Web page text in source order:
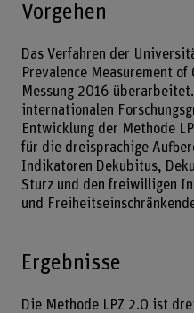
Vorgehen
Das Verfahren der
Prevalence Measurement
Messung 2016
internationalen
Entwicklung der Methode
für die dreisprachige
Indikatoren Dekubitus,
Sturz und den freiwilligen
und
Ergebnisse
Die Methode LPZ 2.0 ist